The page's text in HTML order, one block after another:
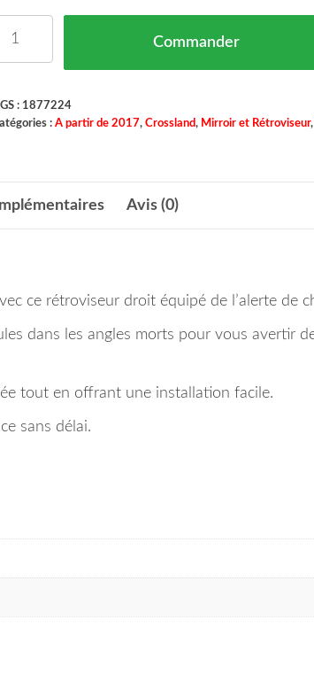
Commander
: 1877224
: A partir de 2017, Crossland, Mirroir et Rétroviseur,
Avis (0)
ce rétroviseur droit équipé de l’alerte de
dans les angles morts pour vous avertir
tout en offrant une installation facile.
sans délai.